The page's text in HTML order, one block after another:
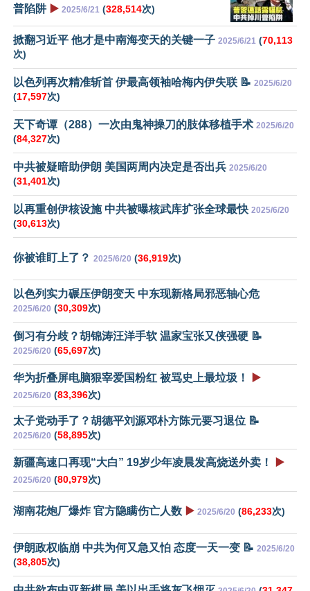
普陷阱 ▶️ 2025/6/21 (328,514次)
掀翻习近平 他才是中南海变天的关键一子 2025/6/21 (70,113
次)
以色列再次精准斩首 伊最高领袖哈梅内伊失联 📝 2025/6/20
(17,597次)
天下奇谭（288）一次由鬼神操刀的肢体移植手术 2025/6/20
(84,327次)
中共被疑暗助伊朗 美国两周内决定是否出兵 2025/6/20
(31,401次)
以再重创伊核设施 中共被曝核武库扩张全球最快 2025/6/20
(30,613次)
你被谁盯上了？ 2025/6/20 (36,919次)
以色列实力碾压伊朗变天 中东现新格局邪恶轴心危
2025/6/20 (30,309次)
倒习有分歧？胡锦涛汪洋手软 温家宝张又侠强硬 📝
2025/6/20 (65,697次)
华为折叠屏电脑狠宰爱国粉红 被骂史上最垃圾！ ▶️
2025/6/20 (83,396次)
太子党动手了？胡德平刘源邓朴方陈元要习退位 📝
2025/6/20 (58,895次)
新疆高速口再现“大白” 19岁少年凌晨发高烧送外卖！ ▶️
2025/6/20 (80,979次)
湖南花炮厂爆炸 官方隐瞒伤亡人数 ▶️ 2025/6/20 (86,233次)
伊朗政权临崩 中共为何又急又怕 态度一天一变 📝 2025/6/20
(38,805次)